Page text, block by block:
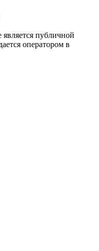
публичной
оператором в